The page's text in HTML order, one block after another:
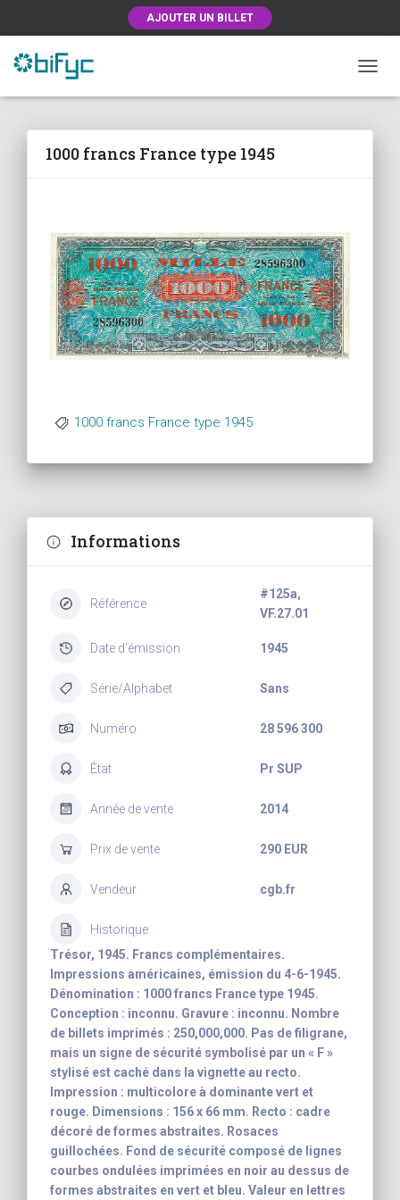
AJOUTER UN BILLET
1000 francs France type 1945
1000 francs France type 1945
Informations
Référence
#125a,
VF.27.01
Date d'émission 1945
Série/Alphabet Sans
Numéro 28 596 300
État Pr SUP
Année de vente 2014
Prix de vente 290 EUR
Vendeur cgb.fr
Historique
Trésor, 1945. Francs complémentaires.
Impressions américaines, émission du 4-6-1945.
Dénomination : 1000 francs France type 1945.
Conception : inconnu. Gravure : inconnu. Nombre
de billets imprimés : 250,000,000. Pas de filigrane,
mais un signe de sécurité symbolisé par un « F »
stylisé est caché dans la vignette au recto.
Impression : multicolore à dominante vert et
rouge. Dimensions : 156 x 66 mm. Recto : cadre
décoré de formes abstraites. Rosaces
guillochées. Fond de sécurité composé de lignes
courbes ondulées imprimées en noir au dessus de
formes abstraites en vert et bleu. Valeur en lettres